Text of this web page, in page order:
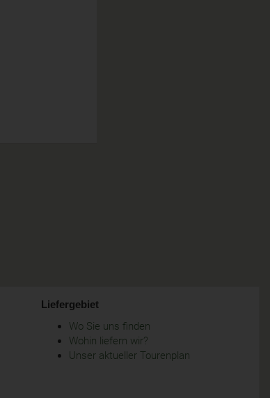
Liefergebiet
Wo Sie uns finden
Wohin liefern wir?
Unser aktueller Tourenplan